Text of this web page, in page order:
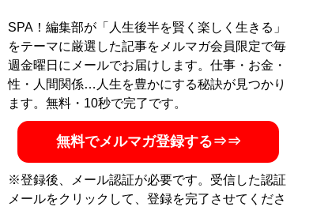
SPA！編集部が「人生後半を賢く楽しく生きる」
をテーマに厳選した記事をメルマガ会員限定で毎
週金曜日にメールでお届けします。仕事・お金・
性・人間関係…人生を豊かにする秘訣が見つかり
ます。無料・10秒で完了です。
無料でメルマガ登録する⇒⇒
※登録後、メール認証が必要です。受信した認証
メールをクリックして、登録を完了させてくださ